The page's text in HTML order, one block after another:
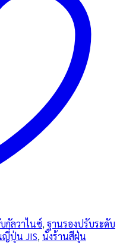
กัลวาไนซ์, ฐานรองปรับระดับ
ญี่ปุ่น JIS, นั่งร้านสีฝุ่น